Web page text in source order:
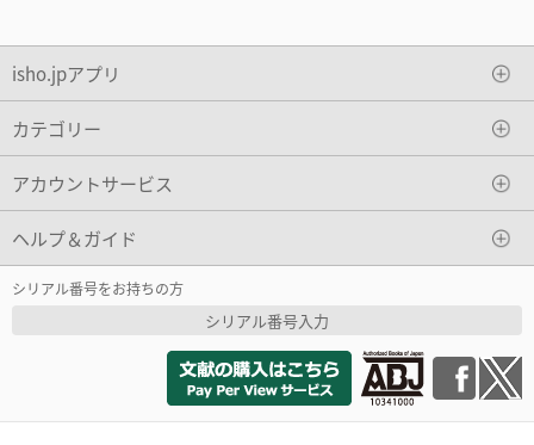
isho.jpアプリ
カテゴリー
アカウントサービス
ヘルプ＆ガイド
シリアル番号をお持ちの方
シリアル番号入力